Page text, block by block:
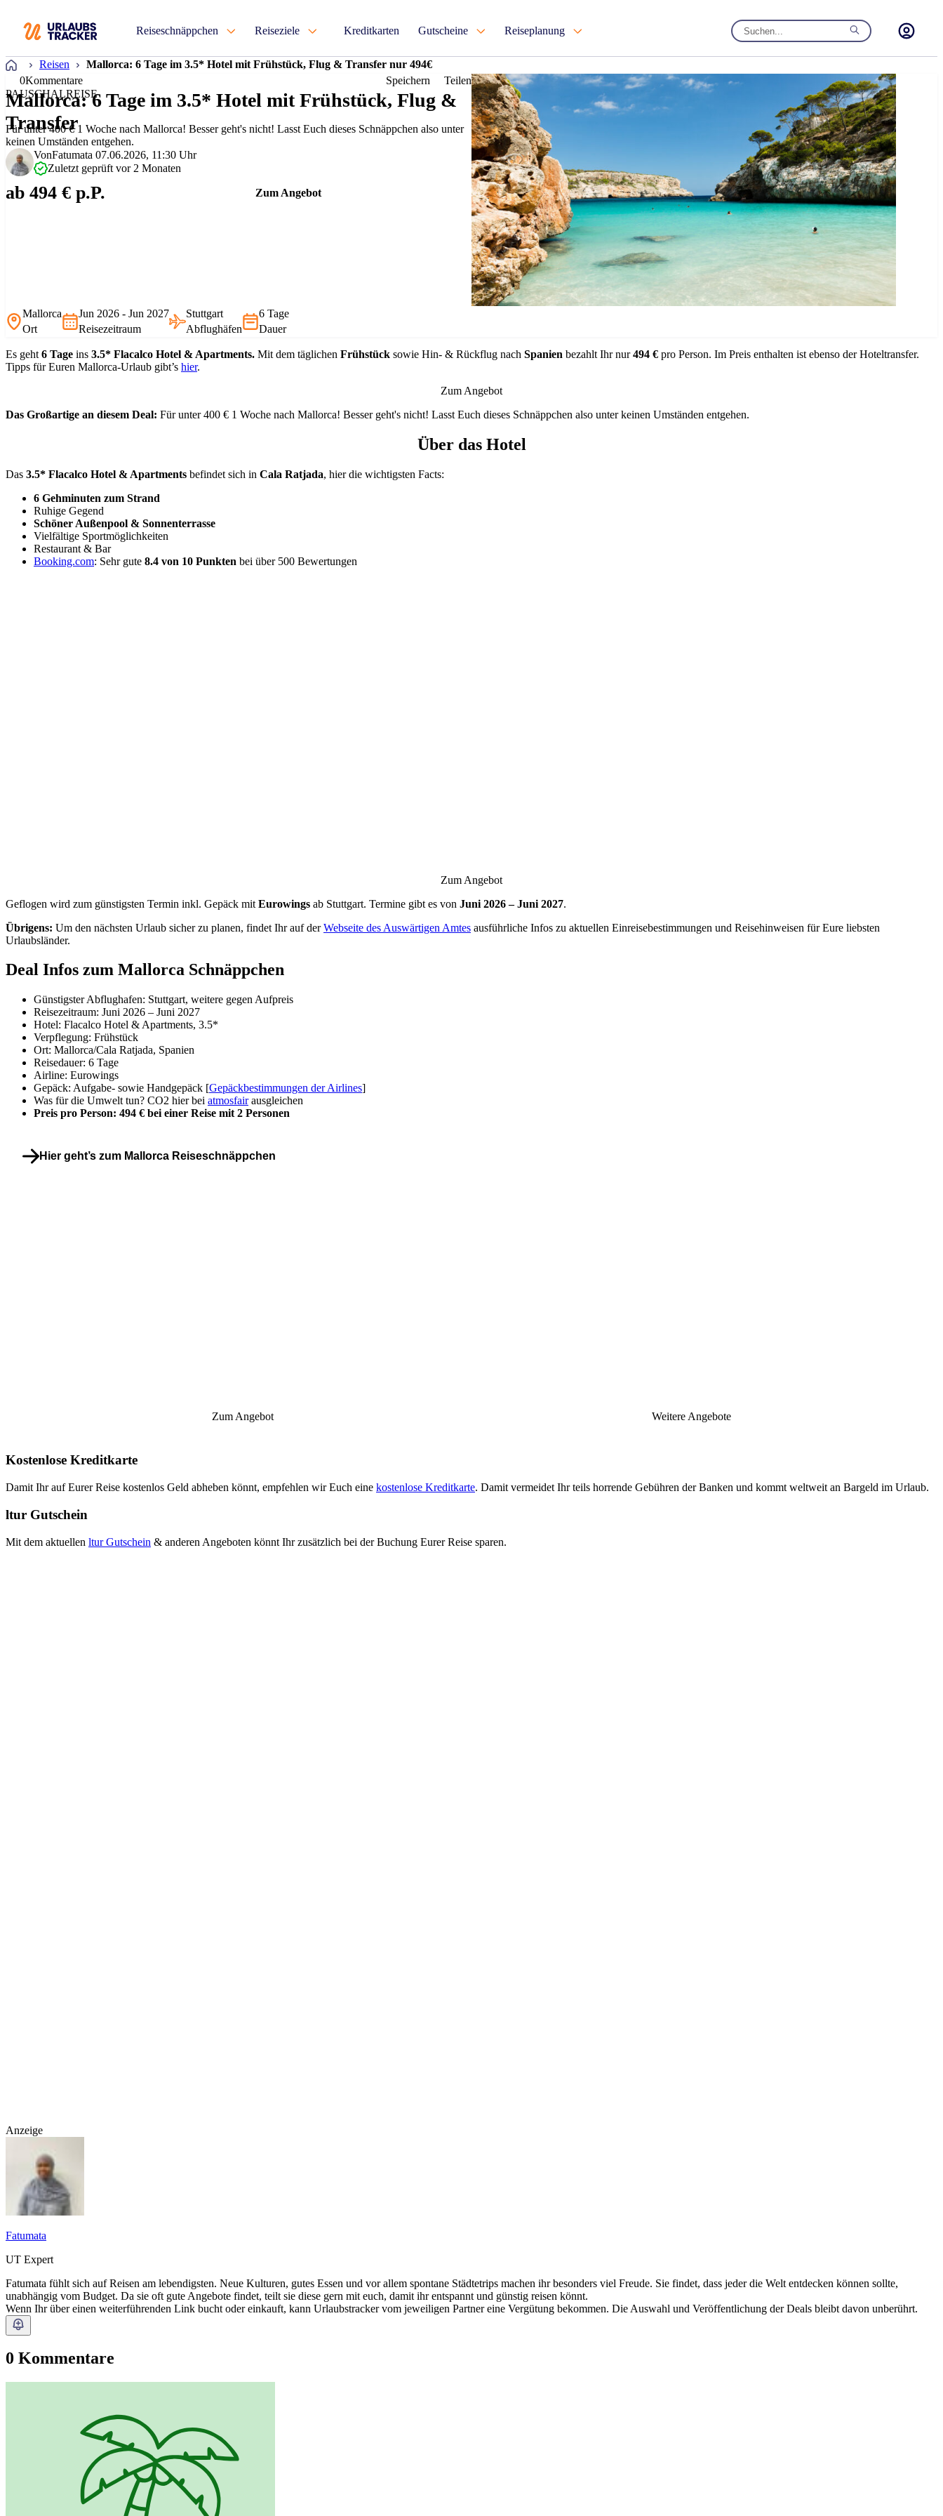
Reiseschnäppchen Reiseziele Kreditkarten Gutscheine Reiseplanung
Startseite
Reisen
Mallorca: 6 Tage im 3.5* Hotel mit Frühstück, Flug & Transfer nur 494€
0Kommentare Speichern
Teilen
PAUSCHALREISE
Mallorca: 6 Tage im 3.5* Hotel mit Frühstück, Flug &
Transfer
Für unter 400 € 1 Woche nach Mallorca! Besser geht's nicht! Lasst Euch dieses Schnäppchen also unter
keinen Umständen entgehen.
VonFatumata 07.06.2026, 11:30 Uhr
Zuletzt geprüft vor 2 Monaten
ab 494 € p.P. Zum Angebot
Mallorca
Ort
Jun 2026 - Jun 2027
Reisezeitraum
Stuttgart
Abflughäfen
6 Tage
Dauer
Es geht 6 Tage ins 3.5* Flacalco Hotel & Apartments. Mit dem täglichen Frühstück sowie Hin- & Rückflug nach Spanien bezahlt Ihr nur494 € pro Person. Im Preis enthalten ist ebenso der Hoteltransfer.
Tipps für Euren Mallorca-Urlaub gibt’s hier.
Zum Angebot
Das Großartige an diesem Deal: Für unter 400 € 1 Woche nach Mallorca! Besser geht's nicht! Lasst Euch dieses Schnäppchen also unter keinen Umständen entgehen.
Über das Hotel
Das 3.5* Flacalco Hotel & Apartments befindet sich in Cala Ratjada, hier die wichtigsten Facts:
6 Gehminuten zum Strand
Ruhige Gegend
Schöner Außenpool & Sonnenterrasse
Vielfältige Sportmöglichkeiten
Restaurant & Bar
Booking.com: Sehr gute 8.4 von 10 Punkten bei über 500 Bewertungen
Zum Angebot
Geflogen wird zum günstigsten Termin inkl. Gepäck mit Eurowings ab Stuttgart. Termine gibt es von Juni 2026 – Juni 2027.
Übrigens: Um den nächsten Urlaub sicher zu planen, findet Ihr auf derWebseite des Auswärtigen Amtes ausführliche Infos zu aktuellen Einreisebestimmungen und Reisehinweisen für Eure liebsten
Urlaubsländer.
Deal Infos zum Mallorca Schnäppchen
Günstigster Abflughafen: Stuttgart, weitere gegen Aufpreis
Reisezeitraum: Juni 2026 – Juni 2027
Hotel: Flacalco Hotel & Apartments, 3.5*
Verpflegung: Frühstück
Ort: Mallorca/Cala Ratjada, Spanien
Reisedauer: 6 Tage
Airline: Eurowings
Gepäck: Aufgabe- sowie Handgepäck [Gepäckbestimmungen der Airlines]
Was für die Umwelt tun? CO2 hier bei atmosfairausgleichen
Preis pro Person: 494 € bei einer Reise mit 2 Personen
Hier geht’s zum Mallorca Reiseschnäppchen
Zum Angebot Weitere Angebote
Kostenlose Kreditkarte
Damit Ihr auf Eurer Reise kostenlos Geld abheben könnt, empfehlen wir Euch eine kostenlose Kreditkarte. Damit vermeidet Ihr teils horrende Gebühren der Banken und kommt weltweit an Bargeld im Urlaub.
ltur Gutschein
Mit dem aktuellen ltur Gutschein & anderen Angeboten könnt Ihr zusätzlich bei der Buchung Eurer Reise sparen.
Anzeige
Fatumata
UT Expert
Fatumata fühlt sich auf Reisen am lebendigsten. Neue Kulturen, gutes Essen und vor allem spontane Städtetrips machen ihr besonders viel Freude. Sie findet, dass jeder die Welt entdecken können sollte,
unabhängig vom Budget. Da sie oft gute Angebote findet, teilt sie diese gern mit euch, damit ihr entspannt und günstig reisen könnt.
Wenn Ihr über einen weiterführenden Link bucht oder einkauft, kann Urlaubstracker vom jeweiligen Partner eine Vergütung bekommen. Die Auswahl und Veröffentlichung der Deals bleibt davon unberührt.
0 Kommentare